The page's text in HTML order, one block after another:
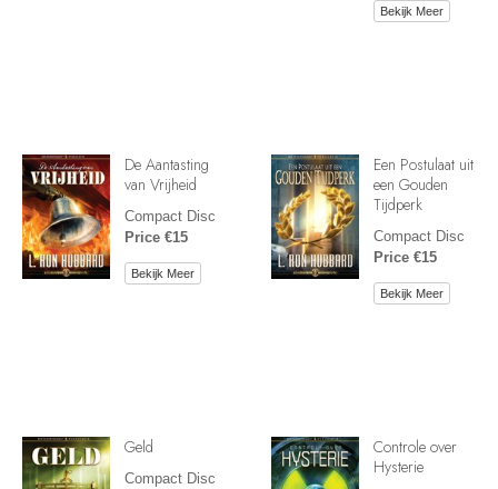
Bekijk Meer
De Aantasting
van Vrijheid
Compact Disc
Price €15
Bekijk Meer
Een Postulaat uit
een Gouden
Tijdperk
Compact Disc
Price €15
Bekijk Meer
Geld
Compact Disc
Controle over
Hysterie